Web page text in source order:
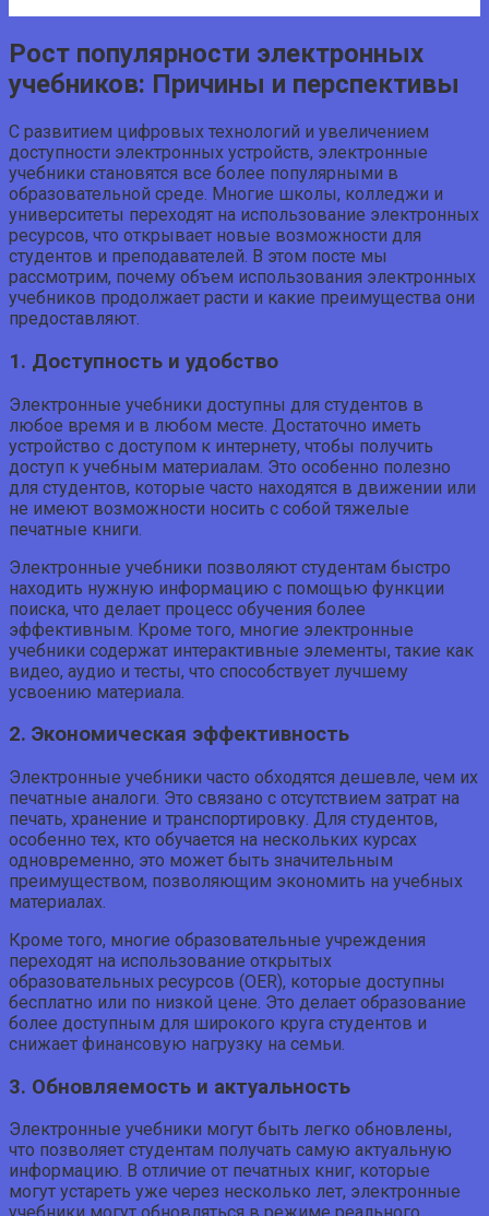
Рост популярности электронных
учебников: Причины и перспективы
С развитием цифровых технологий и увеличением
доступности электронных устройств, электронные
учебники становятся все более популярными в
образовательной среде. Многие школы, колледжи и
университеты переходят на использование электронных
ресурсов, что открывает новые возможности для
студентов и преподавателей. В этом посте мы
рассмотрим, почему объем использования электронных
учебников продолжает расти и какие преимущества они
предоставляют.
1. Доступность и удобство
Электронные учебники доступны для студентов в
любое время и в любом месте. Достаточно иметь
устройство с доступом к интернету, чтобы получить
доступ к учебным материалам. Это особенно полезно
для студентов, которые часто находятся в движении или
не имеют возможности носить с собой тяжелые
печатные книги.
Электронные учебники позволяют студентам быстро
находить нужную информацию с помощью функции
поиска, что делает процесс обучения более
эффективным. Кроме того, многие электронные
учебники содержат интерактивные элементы, такие как
видео, аудио и тесты, что способствует лучшему
усвоению материала.
2. Экономическая эффективность
Электронные учебники часто обходятся дешевле, чем их
печатные аналоги. Это связано с отсутствием затрат на
печать, хранение и транспортировку. Для студентов,
особенно тех, кто обучается на нескольких курсах
одновременно, это может быть значительным
преимуществом, позволяющим экономить на учебных
материалах.
Кроме того, многие образовательные учреждения
переходят на использование открытых
образовательных ресурсов (OER), которые доступны
бесплатно или по низкой цене. Это делает образование
более доступным для широкого круга студентов и
снижает финансовую нагрузку на семьи.
3. Обновляемость и актуальность
Электронные учебники могут быть легко обновлены,
что позволяет студентам получать самую актуальную
информацию. В отличие от печатных книг, которые
могут устареть уже через несколько лет, электронные